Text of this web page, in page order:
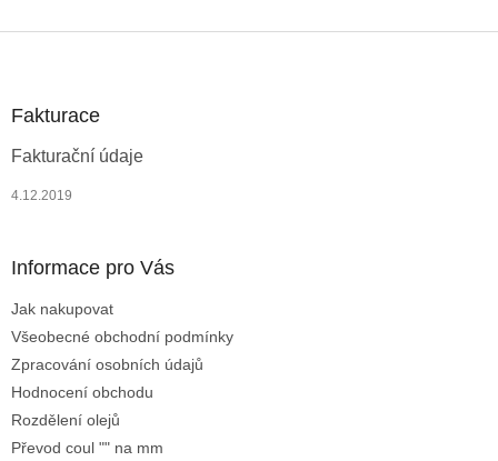
Fakturace
Fakturační údaje
4.12.2019
Informace pro Vás
Jak nakupovat
Všeobecné obchodní podmínky
Zpracování osobních údajů
Hodnocení obchodu
Rozdělení olejů
Převod coul "" na mm